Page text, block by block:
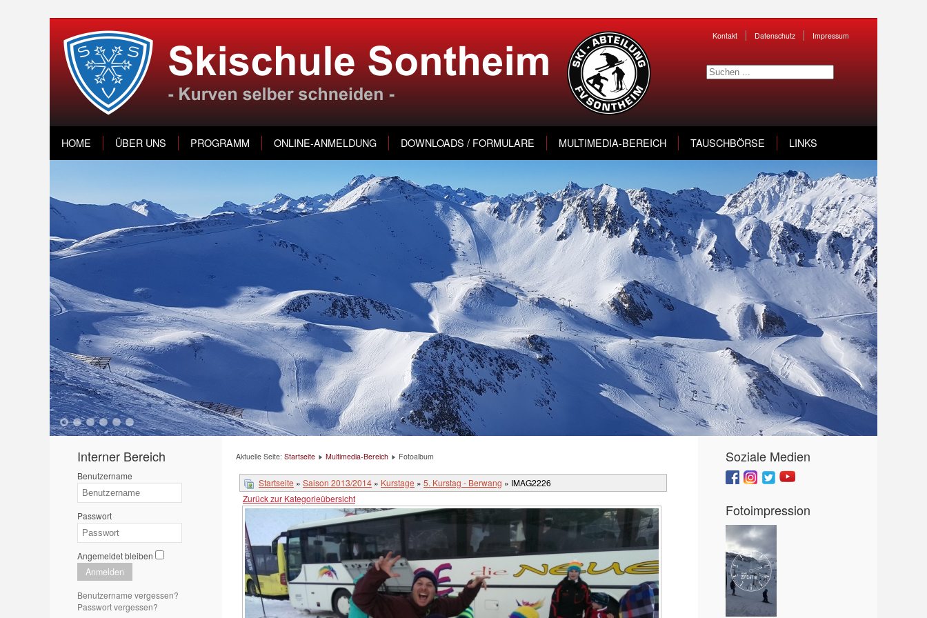
Kontakt Datenschutz Impressum
HOME ÜBER UNS PROGRAMM ONLINE-ANMELDUNG DOWNLOADS / FORMULARE MULTIMEDIA-BEREICH TAUSCHBÖRSE LINKS
1 2 3 4 5 6
Interner Bereich
Benutzername
Passwort
Angemeldet bleiben
Anmelden
Benutzername vergessen?
Passwort vergessen?
Aktuelle Seite: Startseite Multimedia-Bereich Fotoalbum
Startseite » Saison 2013/2014 » Kurstage » 5. Kurstag - Berwang » IMAG2226
Zurück zur Kategorieübersicht
Soziale Medien
Fotoimpression